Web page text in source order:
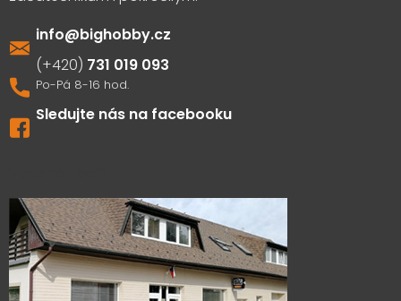
info@bighobby.cz
731 019 093
Sledujte nás na facebooku